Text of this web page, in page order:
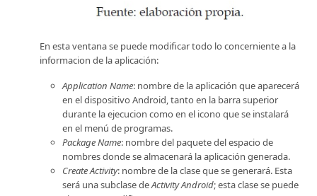
En esta ventana se puede modificar todo lo concerniente a la
informacion de la aplicación:
Application Name: nombre de la aplicación que aparecerá
en el dispositivo Android, tanto en la barra superior
durante la ejecucion como en el icono que se instalará
en el menú de programas.
Package Name: nombre del paquete del espacio de
nombres donde se almacenará la aplicación generada.
Create Activity: nombre de la clase que se generará. Esta
será una subclase deActivity Android; esta clase se puede